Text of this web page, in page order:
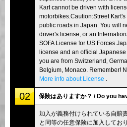
Kart cannot be driven with
motorbikes.Caution:Street
public roads in Japan. You will
driver's license, or an
SOFA License for US Forces
license and an official
you are from Switzerland,
Belgium, Monaco. Remember!
More info about License
02 保険はありますか？ / Do you
加入が義務付けられている自賠
と同等の任意保険に加入してお